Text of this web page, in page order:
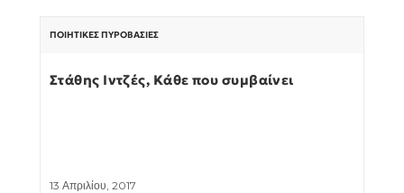
ΠΟΙΗΤΙΚΈΣ ΠΥΡΟΒΑΣΊΕΣ
Στάθης Ιντζές, Κάθε που συμβαίνει
13 Απριλίου, 2017